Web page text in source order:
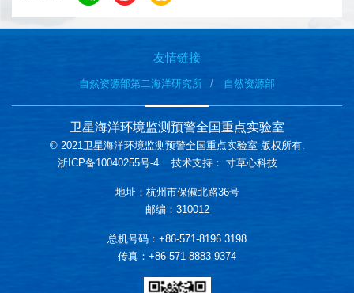
友情链接
自然资源部第二海洋研究所 自然资源部
卫星海洋环境监测预警全国重点实验室
© 2021卫星海洋环境监测预警全国重点实验室 版权所有.
浙ICP备10040255号-4 技术支持： 寸草心科技
地址：杭州市保俶北路36号
邮编：310012
总机号码：+86-571-8196 3198
传真：+86-571-8883 9374